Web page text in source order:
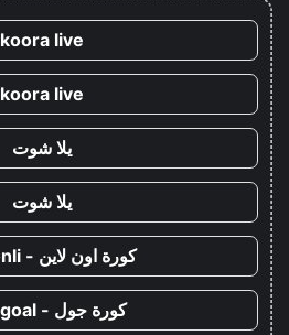
koora live
koora live
يلا شوت
يلا شوت
كورة اون لاين - kora onli
كورة جول - kora goal